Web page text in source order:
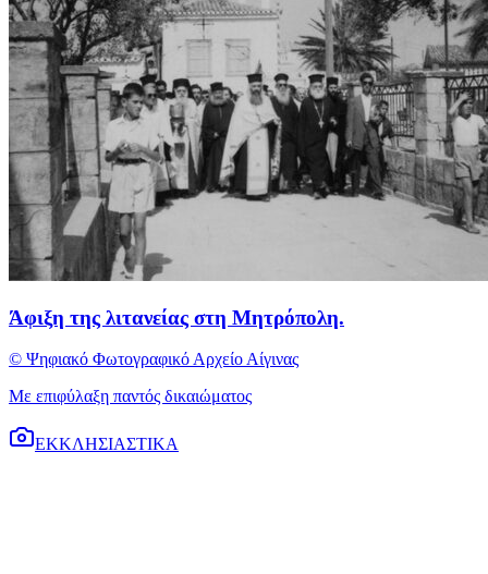
Άφιξη της λιτανείας στη Μητρόπολη.
© Ψηφιακό Φωτογραφικό Αρχείο Αίγινας
Με επιφύλαξη παντός δικαιώματος
ΕΚΚΛΗΣΙΑΣΤΙΚΑ